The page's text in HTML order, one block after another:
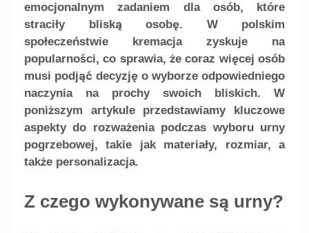
emocjonalnym zadaniem dla osób, które
straciły bliską osobę. W polskim
społeczeństwie kremacja zyskuje na
popularności, co sprawia, że coraz więcej osób
musi podjąć decyzję o wyborze odpowiedniego
naczynia na prochy swoich bliskich. W
poniższym artykule przedstawiamy kluczowe
aspekty do rozważenia podczas wyboru urny
pogrzebowej, takie jak materiały, rozmiar, a
także personalizacja.
Z czego wykonywane są urny?